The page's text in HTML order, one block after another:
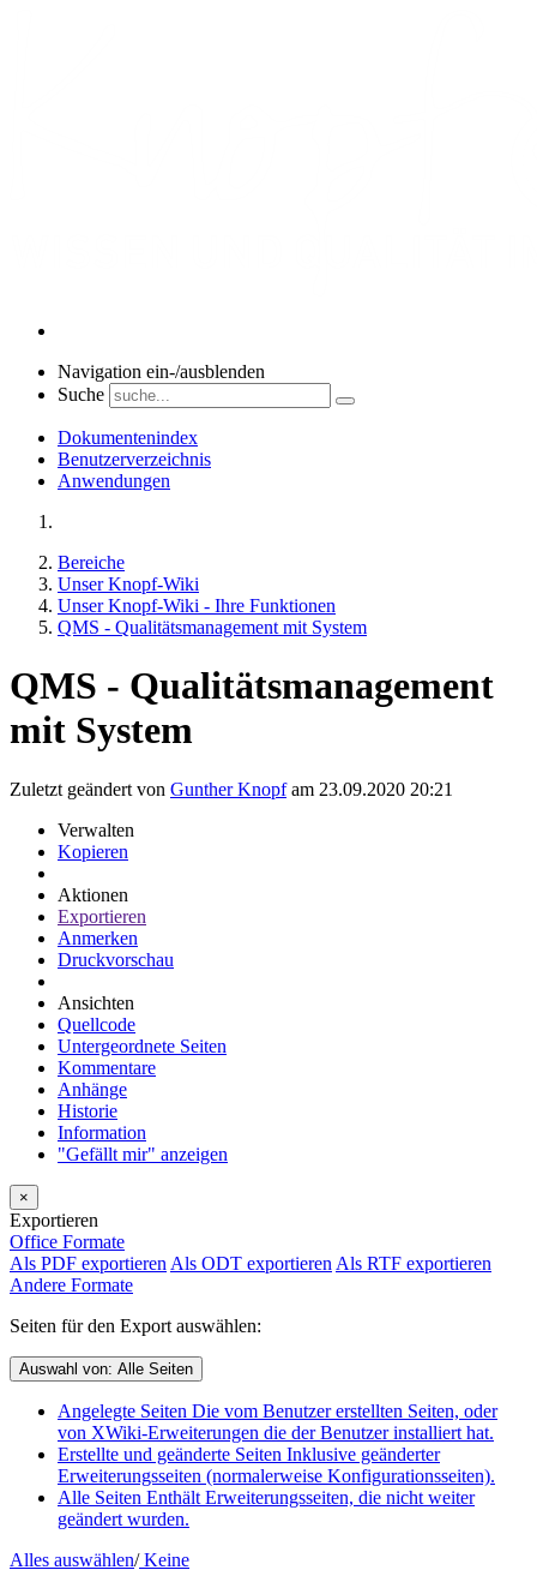
Navigation ein-/ausblenden
Suche
Dokumentenindex
Benutzerverzeichnis
Anwendungen
Bereiche
Unser Knopf-Wiki
Unser Knopf-Wiki - Ihre Funktionen
QMS - Qualitätsmanagement mit System
QMS - Qualitätsmanagement
mit System
Zuletzt geändert von Gunther Knopfam 23.09.2020 20:21
Verwalten
Kopieren
Aktionen
Exportieren
Anmerken
Druckvorschau
Ansichten
Quellcode
Untergeordnete Seiten
Kommentare
Anhänge
Historie
Information
"Gefällt mir" anzeigen
×
Exportieren
Office Formate
Als PDF exportieren Als ODT exportieren Als RTF exportieren
Andere Formate
Seiten für den Export auswählen:
Auswahl von: Alle Seiten
Angelegte Seiten Die vom Benutzer erstellten Seiten, oder
von XWiki-Erweiterungen die der Benutzer installiert hat.
Erstellte und geänderte Seiten Inklusive geänderter
Erweiterungsseiten (normalerweise Konfigurationsseiten).
Alle Seiten Enthält Erweiterungsseiten, die nicht weiter
geändert wurden.
Alles auswählen/Keine